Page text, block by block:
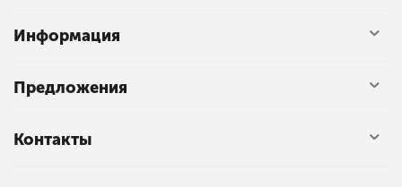
Информация
Предложения
Контакты